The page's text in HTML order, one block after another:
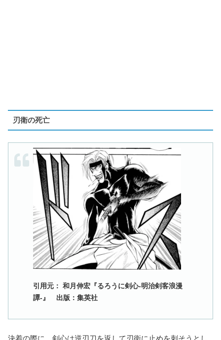
刃衛の死亡
引用元： 和月伸宏『るろうに剣心-明治剣客浪漫
譚-』 出版：集英社
決着の際に、剣心は逆刃刀を返して刃衛に止めを刺そうとし